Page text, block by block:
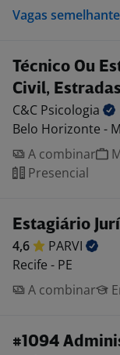
Vagas
Técnico Ou
Civil,
C&C Psicologia
Belo Horizonte -
A combinar
Presencial
Estagiário
4,6
PARVI
Recife - PE
A combinar
#1094